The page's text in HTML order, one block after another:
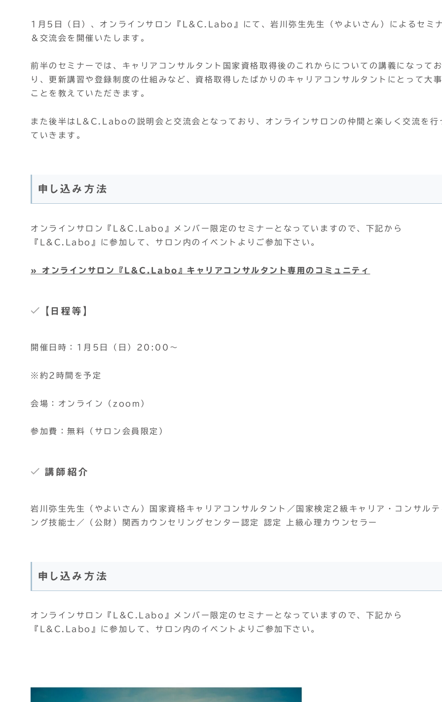
1月5日（日）、オンラインサロン『L&C.Labo』にて、岩川弥生先生（やよいさん）によるセミ
＆交流会を開催いたします。
前半のセミナーでは、キャリアコンサルタント国家資格取得後のこれからについての講義になって
り、更新講習や登録制度の仕組みなど、資格取得したばかりのキャリアコンサルタントにとって大
ことを教えていただきます。
また後半はL&C.Laboの説明会と交流会となっており、オンラインサロンの仲間と楽しく交流を行
ていきます。
申し込み方法
オンラインサロン『L&C.Labo』メンバー限定のセミナーとなっていますので、下記から
『L&C.Labo』に参加して、サロン内のイベントよりご参加下さい。
» オンラインサロン『L&C.Labo』キャリアコンサルタント専用のコミュニティ
【日程等】
開催日時：1月5日（日）20:00～
※約2時間を予定
会場：オンライン（zoom）
参加費：無料（サロン会員限定）
講師紹介
岩川弥生先生（やよいさん）国家資格キャリアコンサルタント／国家検定2級キャリア・コンサルテ
ング技能士／（公財）関西カウンセリングセンター認定 認定 上級心理カウンセラー
申し込み方法
オンラインサロン『L&C.Labo』メンバー限定のセミナーとなっていますので、下記から
『L&C.Labo』に参加して、サロン内のイベントよりご参加下さい。